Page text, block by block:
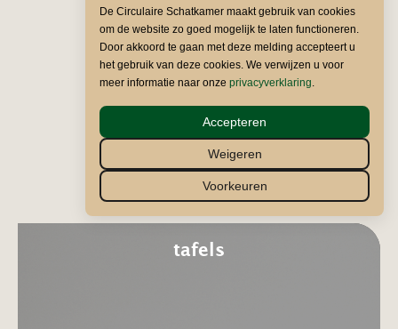
tafels
De Circulaire Schatkamer maakt gebruik van cookies
om de website zo goed mogelijk te laten functioneren.
Door akkoord te gaan met deze melding accepteert u
het gebruik van deze cookies. We verwijzen u voor
meer informatie naar onze privacyverklaring.
Accepteren
Weigeren
Voorkeuren